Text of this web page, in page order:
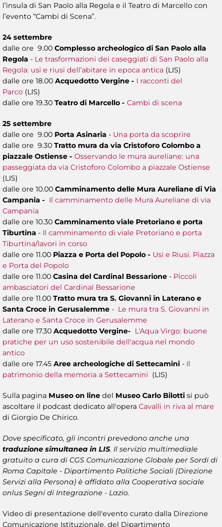
l’insula di San Paolo alla Regola e il Teatro di Marcello con
l’evento “Cambi di Scena”.
24 settembre
dalle ore 9.00 Complesso archeologico di San Paolo alla
Regola - Le trasformazioni dei caseggiati di San Paolo alla
Regola: usi e riusi dell’abitare in epoca antica (LIS)
dalle ore 18.00 Acquedotto Vergine - I racconti del
Parco (LIS)
dalle ore 19.30 Teatro di Marcello - Cambi di scena
25 settembre
dalle ore 9.00 Porta Asinaria - Una porta da scoprire
dalle ore 9.30 Tratto mura da via Cristoforo Colombo a
piazzale Ostiense - Osservando le mura aureliane: una
passeggiata da via Cristoforo Colombo a piazzale Ostiense
(LIS)
dalle ore 10.00 Camminamento delle Mura Aureliane di Via
Campania - Il camminamento delle Mura Aureliane di via
Campania
dalle ore 10.30 Camminamento viale Pretoriano e porta
Tiburtina - Il camminamento di viale Pretoriano e porta
Tiburtina/lavori in corso
dalle ore 11.00 Piazza e Porta del Popolo - Usi e Riusi. Piazza
e Porta del Popolo
dalle ore 11.00 Casina del Cardinal Bessarione - Piccoli
ambasciatori del Cardinal Bessarione
dalle ore 11.00 Tratto mura tra S. Giovanni in Laterano e
Santa Croce in Gerusalemme - Le mura tra S. Giovanni in
Laterano e Santa Croce in Gerusalemme
dalle ore 17.30 Acquedotto Vergine- L'Aqua Virgo: buone
pratiche per un uso sostenibile dell'acqua nel mondo
antico
dalle ore 17.45 Aree archeologiche di Settecamini - Il
patrimonio della memoria a Settecamini (LIS)
Sulla pagina Museo on line del Museo Carlo Bilotti si può
ascoltare il podcast dedicato all'opera Cavalli in riva al mare
di Giorgio De Chirico.
Dove specificato, gli incontri prevedono anche una
traduzione simultanea in LIS. Il servizio multimediale
gratuito a cura di CGS Comunicazione Globale per Sordi di
Roma Capitale - Dipartimento Politiche Sociali (Direzione
Servizi alla Persona) è affidato alla Cooperativa sociale
onlus Segni di Integrazione - Lazio.
Video di presentazione dell'evento curato dalla Direzione
Comunicazione Istituzionale, del Dipartimento